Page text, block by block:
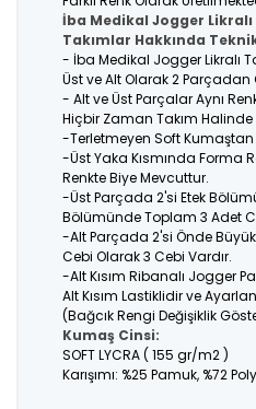
İba Medikal Jogger Likralı
Takımlar Hakkında
- İba Medikal Jogger Likralı
Üst ve Alt Olarak 2 Parçadan
- Alt ve Üst Parçalar Aynı
Hiçbir Zaman Takım Halinde
-Terletmeyen Soft Kumaştan
-Üst Yaka Kısmında Forma
Renkte Biye Mevcuttur.
-Üst Parçada 2'si Etek
Bölümünde Toplam 3 Adet
-Alt Parçada 2'si Önde
Cebi Olarak 3 Cebi Vardır.
-Alt Kısım Ribanalı Jogger
Alt Kısım Lastiklidir ve
(Bağcık Rengi Değişiklik
Kumaş Cinsi:
SOFT LYCRA ( 155 gr/m2 )
Karışımı: %25 Pamuk, %72